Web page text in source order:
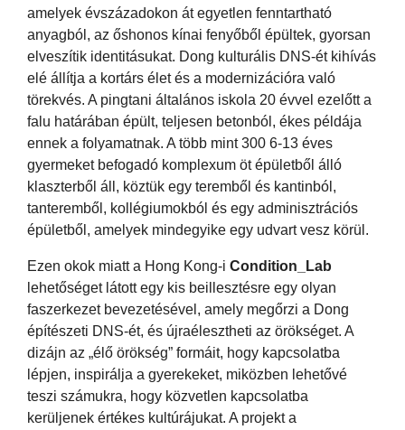
amelyek évszázadokon át egyetlen fenntartható
anyagból, az őshonos kínai fenyőből épültek, gyorsan
elveszítik identitásukat. Dong kulturális DNS-ét kihívás
elé állítja a kortárs élet és a modernizációra való
törekvés. A pingtani általános iskola 20 évvel ezelőtt a
falu határában épült, teljesen betonból, ékes példája
ennek a folyamatnak. A több mint 300 6-13 éves
gyermeket befogadó komplexum öt épületből álló
klaszterből áll, köztük egy teremből és kantinból,
tanteremből, kollégiumokból és egy adminisztrációs
épületből, amelyek mindegyike egy udvart vesz körül.
Ezen okok miatt a Hong Kong-i Condition_Lab
lehetőséget látott egy kis beillesztésre egy olyan
faszerkezet bevezetésével, amely megőrzi a Dong
építészeti DNS-ét, és újraélesztheti az örökséget. A
dizájn az „élő örökség” formáit, hogy kapcsolatba
lépjen, inspirálja a gyerekeket, miközben lehetővé
teszi számukra, hogy közvetlen kapcsolatba
kerüljenek értékes kultúrájukat. A projekt a